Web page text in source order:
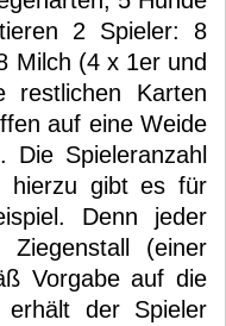
2 Spieler: 8
Milch (4 x 1er und
Karten
auf eine Weide
Die Spieleranzahl
hierzu gibt es für
Denn jeder
(einer
Vorgabe auf die
der Spieler